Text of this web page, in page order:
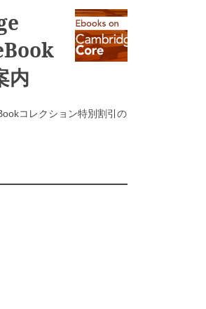
内
コレクション特別割引の